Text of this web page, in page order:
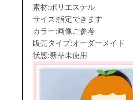
素材:ポリエステル
サイズ:指定できます
カラー:画像ご参考
販売タイプ:オーダーメイド
状態:新品未使用